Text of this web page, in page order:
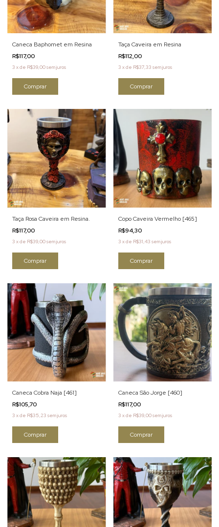
Caneca Baphomet em Resina
R$117,00
3 xde R$39,00sem juros
Taça Caveira em Resina
R$112,00
3 xde R$37,33 sem juros
Taça Rosa Caveira em Resina.
R$117,00
3 xde R$39,00sem juros
Copo Caveira Vermelho [465]
R$94,30
3 xde R$31,43 sem juros
Caneca Cobra Naja [461]
R$105,70
3 xde R$35,23 sem juros
Caneca São Jorge [460]
R$117,00
3 xde R$39,00sem juros